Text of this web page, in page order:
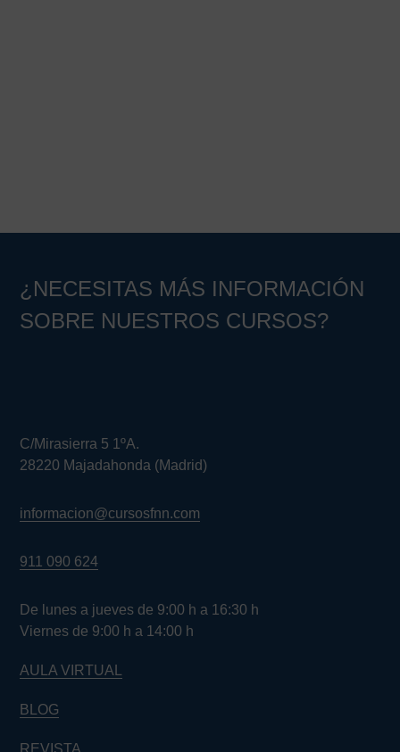
¿NECESITAS MÁS INFORMACIÓN
SOBRE NUESTROS CURSOS?
C/Mirasierra 5 1ºA.
28220 Majadahonda (Madrid)
informacion@cursosfnn.com
911 090 624
De lunes a jueves de 9:00 h a 16:30 h
Viernes de 9:00 h a 14:00 h
AULA VIRTUAL
BLOG
REVISTA